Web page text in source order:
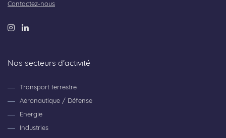
Contactez-nous
Nos secteurs d'activité
Transport terrestre
Aéronautique / Défense
Energie
Industries